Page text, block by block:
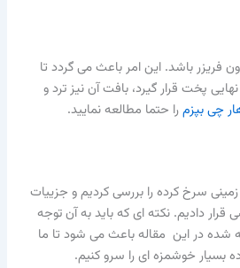
فریزر باشد. این امر باعث می گردد تا
پخت قرار گیرد، بافت آن نیز ترد و
چی بپزمرا حتما مطالعه نمایید.
سرخ کرده را بررسی کردیم و جزییات
قرار دادیم. نکته ای که باید به آن توجه
شده در این مقاله باعث می شود تا ما
بسیار خوشمزه ای را سرو کنیم.